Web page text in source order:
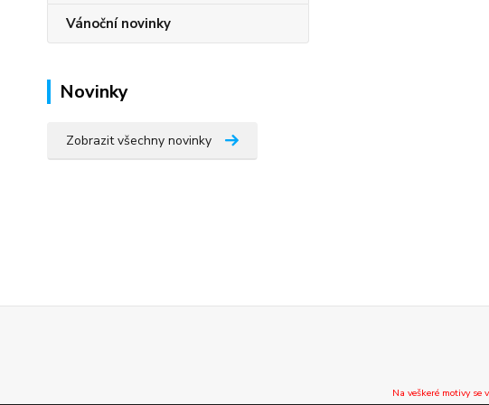
Vánoční novinky
Novinky
Zobrazit všechny novinky
Na veškeré motivy